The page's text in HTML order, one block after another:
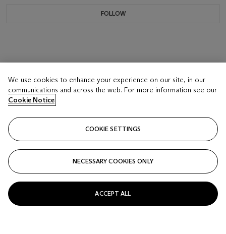
FOLLOW
We use cookies to enhance your experience on our site, in our
communications and across the web. For more information see our
Cookie Notice
COOKIE SETTINGS
NECESSARY COOKIES ONLY
ACCEPT ALL